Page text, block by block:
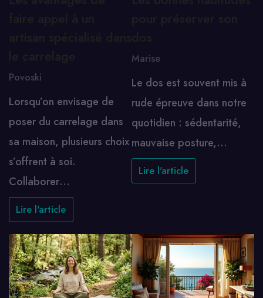
Povoski
Lorsqu’on envisage de
poser du carrelage dans
sa maison, plusieurs choix
s’offrent à soi.
Collaborer…
Lire l'article
Marise
Le dos est souvent mis à
rude épreuve dans notre
quotidien : sédentarité,
mauvaise posture,…
Lire l'article